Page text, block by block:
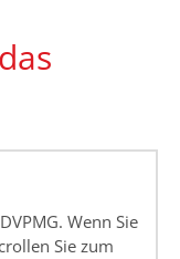
Wenn Sie
Sie zum